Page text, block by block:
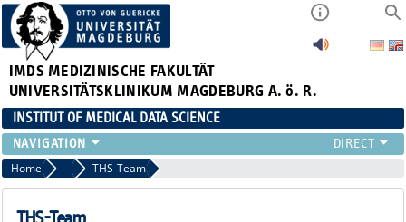
IMDS MEDIZINISCHE FAKULTÄT
UNIVERSITÄTSKLINIKUM MAGDEBURG A. ö. R.
INSTITUT OF MEDICAL DATA SCIENCE
RESEARCH
TEAM
PROJECTS AND PUBLICATIONS
Home Data Trust (THS)
THS-Team